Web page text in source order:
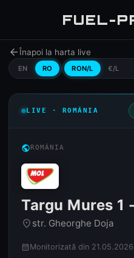
FUEL-
arrow_backÎnapoi la harta live
EN RO RON/L €/L
LIVE · ROMÂNIA
publicROMÂNIA
Targu Mures 1
place str. Gheorghe Doja
calendar_month Monitorizată din 21.05.2026